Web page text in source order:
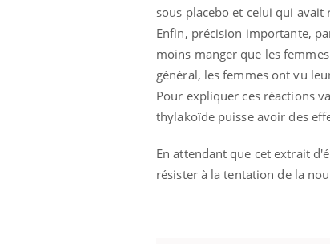
sous placebo et celui qui avait
Enfin, précision importante,
moins manger que les
général, les femmes ont vu
Pour expliquer ces réactions
thylakoïde puisse avoir des
En attendant que cet extrait
résister à la tentation de la